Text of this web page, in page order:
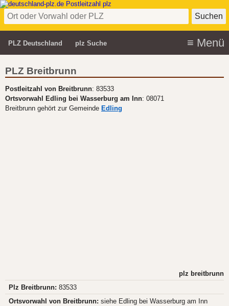
PLZ Deutschland plz Suche
PLZ Breitbrunn
Postleitzahl von Breitbrunn: 83533
Ortsvorwahl Edling bei Wasserburg am Inn: 08071
Breitbrunn gehört zur Gemeinde Edling
plz breitbrunn
Plz Breitbrunn: 83533
Ortsvorwahl von Breitbrunn: siehe Edling bei Wasserburg am Inn